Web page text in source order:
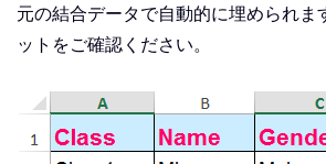
元の結合データで自動的に埋められま
ットをご確認ください。